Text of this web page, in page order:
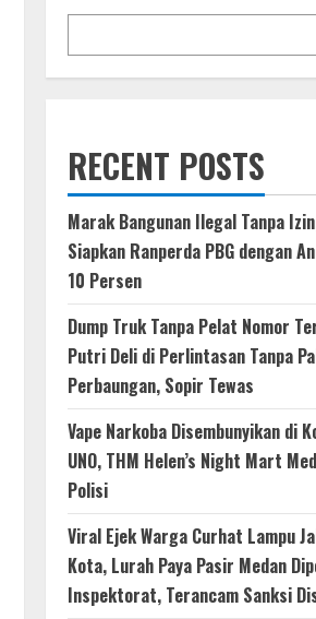
RECENT POSTS
Marak Bangunan Ilegal Tanpa
Siapkan Ranperda PBG dengan
10 Persen
Dump Truk Tanpa Pelat Nomor
Putri Deli di Perlintasan Tanpa
Perbaungan, Sopir Tewas
Vape Narkoba Disembunyikan di
UNO, THM Helen’s Night Mart
Polisi
Viral Ejek Warga Curhat Lampu
Kota, Lurah Paya Pasir Medan
Inspektorat, Terancam Sanksi